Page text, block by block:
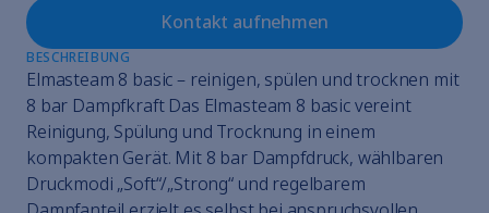
Kontakt aufnehmen
BESCHREIBUNG
Elmasteam 8 basic – reinigen, spülen und trocknen mit
8 bar Dampfkraft Das Elmasteam 8 basic vereint
Reinigung, Spülung und Trocknung in einem
kompakten Gerät. Mit 8 bar Dampfdruck, wählbaren
Druckmodi „Soft“/„Strong“ und regelbarem